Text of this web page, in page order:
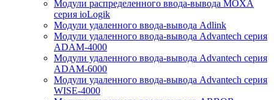
Модули распределенного ввода-вывода MOXA
серия ioLogik
Модули удаленного ввода-вывода Adlink
Модули удаленного ввода-вывода Advantech серия
ADAM-4000
Модули удаленного ввода-вывода Advantech серия
ADAM-6000
Модули удаленного ввода-вывода Advantech серия
WISE-4000